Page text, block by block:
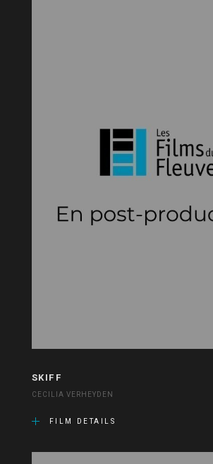
SKIFF
CECILIA VERHEYDEN
FILM DETAILS